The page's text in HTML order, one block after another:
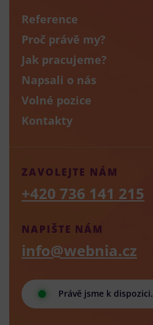
Reference
Proč právě my?
Jak pracujeme?
Napsali o nás
Volné pozice
Kontakty
Právě jsme k dispozici.
NAPIŠTE NÁM
info@webnia.cz
ZAVOLEJTE NÁM
+420 736 141 215